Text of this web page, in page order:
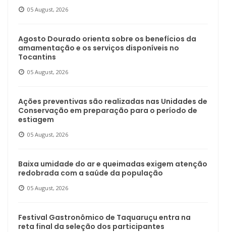
05 August, 2026
Agosto Dourado orienta sobre os benefícios da
amamentação e os serviços disponíveis no
Tocantins
05 August, 2026
Ações preventivas são realizadas nas Unidades de
Conservação em preparação para o período de
estiagem
05 August, 2026
Baixa umidade do ar e queimadas exigem atenção
redobrada com a saúde da população
05 August, 2026
Festival Gastronômico de Taquaruçu entra na
reta final da seleção dos participantes